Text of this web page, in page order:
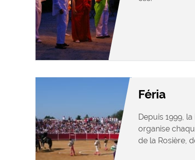
Féria
Depuis 1999,
organise
de la Rosière,